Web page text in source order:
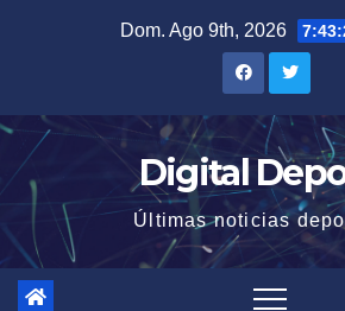
Dom. Ago 9th, 2026
Digital
Últimas noticias